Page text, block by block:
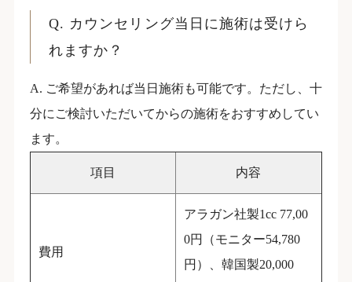
Q. カウンセリング当日に施術は受けら
れますか？
A. ご希望があれば当日施術も可能です。ただし、十
分にご検討いただいてからの施術をおすすめしてい
ます。
項目 内容
費用
アラガン社製1cc 77,00
0円（モニター54,780
円）、韓国製20,000